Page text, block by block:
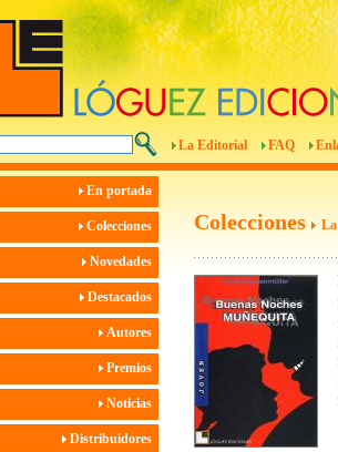
La Editorial FAQ
En portada
Colecciones
Novedades
Destacados
Autores
Premios
Noticias
Distribuidores
Colecciones La